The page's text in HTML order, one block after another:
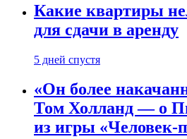
Какие квартиры
для сдачи в аренду
5 дней спустя
«Он более
Том Холланд — о
из игры «Человек-